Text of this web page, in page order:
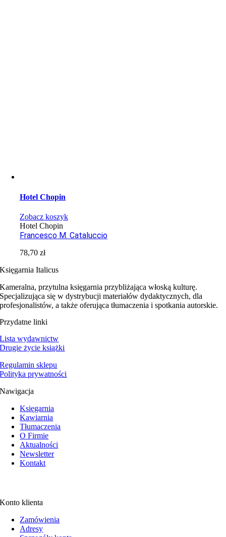
Hotel Chopin
Zobacz koszyk
Hotel Chopin
Francesco M. Cataluccio
78,70zł
Księgarnia Italicus
Kameralna, przytulna księgarnia przybliżająca włoską kulturę.
Specjalizująca się w dystrybucji materiałów dydaktycznych, dla
profesjonalistów, a także oferująca tłumaczenia i spotkania autorskie.
Przydatne linki
Lista wydawnictw
Drugie życie książki
Regulamin sklepu
Polityka prywatności
Nawigacja
Księgarnia
Kawiarnia
Tłumaczenia
O Firmie
Aktualności
Newsletter
Kontakt
Konto klienta
Zamówienia
Adresy